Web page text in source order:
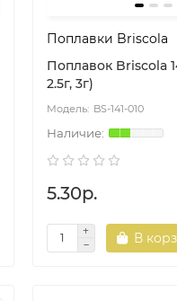
Поплавки Briscola
Поплавок Briscola
2.5г, 3г)
BS-141-010
5.30р.
В